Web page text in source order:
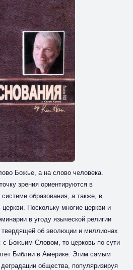
Божье, а на слово человека.
зрения ориентируются в
образования, а также, в
Поскольку многие церкви и
в угоду языческой религии
об эволюции и миллионах
с Божьим Словом, то церковь по сути
Библии в Америке. Этим самым
общества, популяризируя